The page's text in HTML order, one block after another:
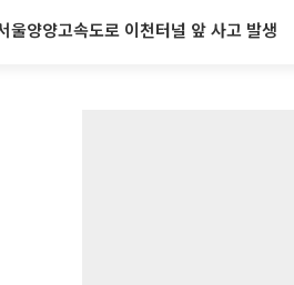
울양양고속도로 이천터널 앞 사고 발생